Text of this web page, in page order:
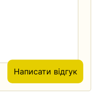
Написати відгук